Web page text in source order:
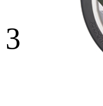
3